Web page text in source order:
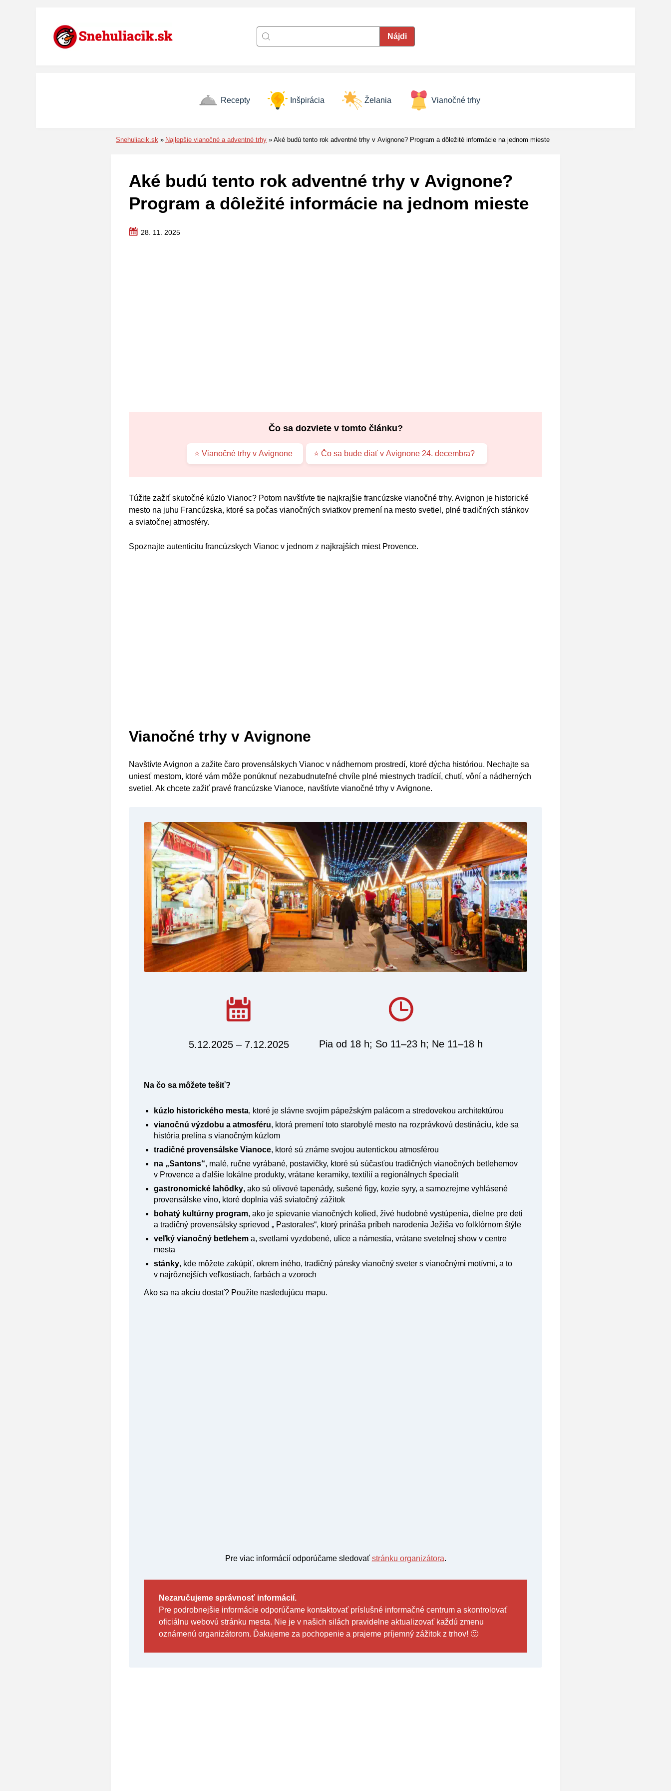
Recepty Inšpirácia Želania Vianočné trhy
Snehuliacik.sk Najlepšie vianočné a adventné trhy Aké budú tento rok adventné trhy v Avignone? Program a dôležité informácie na jednom mieste
Aké budú tento rok adventné trhy v Avignone?
Program a dôležité informácie na jednom mieste
28. 11. 2025
Čo sa dozviete v tomto článku?
⭐ Vianočné trhy v Avignone ⭐ Čo sa bude diať v Avignone 24. decembra?
Túžite zažiť skutočné kúzlo Vianoc? Potom navštívte tie najkrajšie francúzske vianočné trhy. Avignon je historické
mesto na juhu Francúzska, ktoré sa počas vianočných sviatkov premení na mesto svetiel, plné tradičných stánkov
a sviatočnej atmosféry.
Spoznajte autenticitu francúzskych Vianoc v jednom z najkrajších miest Provence.
Vianočné trhy v Avignone
Navštívte Avignon a zažite čaro provensálskych Vianoc v nádhernom prostredí, ktoré dýcha históriou. Nechajte sa
uniesť mestom, ktoré vám môže ponúknuť nezabudnuteľné chvíle plné miestnych tradícií, chutí, vôní a nádherných
svetiel. Ak chcete zažiť pravé francúzske Vianoce, navštívte vianočné trhy v Avignone.
5.12.2025 – 7.12.2025 Pia od 18 h; So 11–23 h; Ne 11–18 h
Na čo sa môžete tešiť?
kúzlo historického mesta, ktoré je slávne svojim pápežským palácom a stredovekou architektúrou
vianočnú výzdobu a atmosféru, ktorá premení toto starobylé mesto na rozprávkovú destináciu, kde sa
história prelína s vianočným kúzlom
tradičné provensálske Vianoce, ktoré sú známe svojou autentickou atmosférou
na „Santons“, malé, ručne vyrábané, postavičky, ktoré sú súčasťou tradičných vianočných betlehemov
v Provence a ďalšie lokálne produkty, vrátane keramiky, textílií a regionálnych špecialít
gastronomické lahôdky, ako sú olivové tapenády, sušené figy, kozie syry, a samozrejme vyhlásené
provensálske víno, ktoré doplnia váš sviatočný zážitok
bohatý kultúrny program, ako je spievanie vianočných kolied, živé hudobné vystúpenia, dielne pre deti
a tradičný provensálsky sprievod „ Pastorales“, ktorý prináša príbeh narodenia Ježiša vo folklórnom štýle
veľký vianočný betlehem a, svetlami vyzdobené, ulice a námestia, vrátane svetelnej show v centre
mesta
stánky, kde môžete zakúpiť, okrem iného, ​​tradičný pánsky vianočný sveter s vianočnými motívmi, a to
v najrôznejších veľkostiach, farbách a vzoroch
Ako sa na akciu dostať? Použite nasledujúcu mapu.
Pre viac informácií odporúčame sledovať stránku organizátora.
Nezaručujeme správnosť informácií.
Pre podrobnejšie informácie odporúčame kontaktovať príslušné informačné centrum a skontrolovať
oficiálnu webovú stránku mesta. Nie je v našich silách pravidelne aktualizovať každú zmenu
oznámenú organizátorom. Ďakujeme za pochopenie a prajeme príjemný zážitok z trhov! 🙂